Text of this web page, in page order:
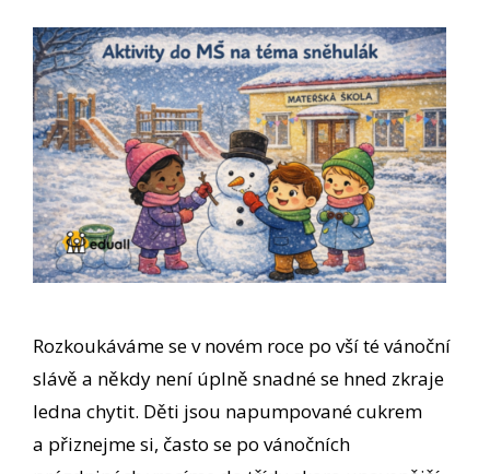
Rozkoukáváme se v novém roce po vší té vánoční
slávě a někdy není úplně snadné se hned zkraje
ledna chytit. Děti jsou napumpované cukrem
a přiznejme si, často se po vánočních